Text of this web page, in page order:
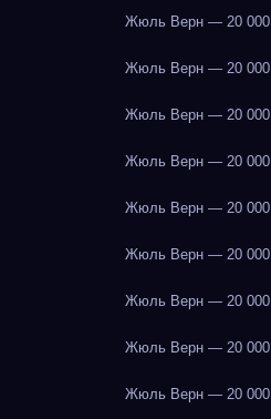
Жюль Верн — 20 000
Жюль Верн — 20 000
Жюль Верн — 20 000
Жюль Верн — 20 000
Жюль Верн — 20 000
Жюль Верн — 20 000
Жюль Верн — 20 000
Жюль Верн — 20 000
Жюль Верн — 20 000